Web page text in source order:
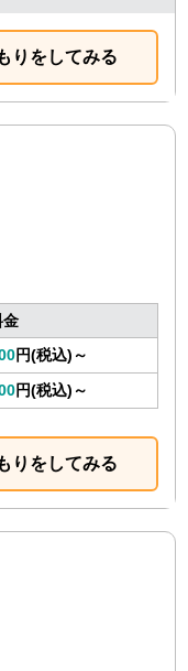
りをしてみる
金
円(税込)～
円(税込)～
りをしてみる